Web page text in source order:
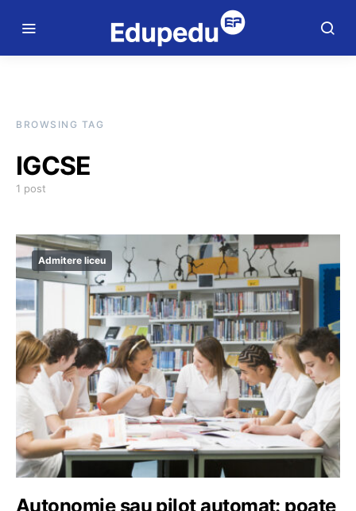
BROWSING TAG
IGCSE
1 post
Admitere liceu
Autonomie sau pilot automat: poate